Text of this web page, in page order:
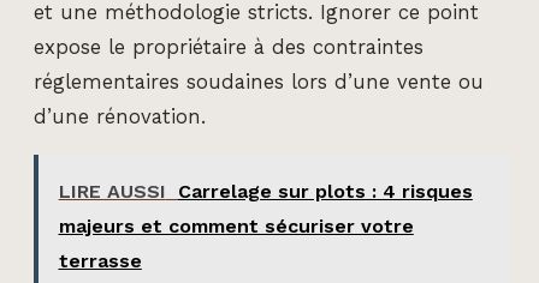
et une méthodologie stricts. Ignorer ce point
expose le propriétaire à des contraintes
réglementaires soudaines lors d’une vente ou
d’une rénovation.
LIRE AUSSI
Carrelage sur plots : 4 risques
majeurs et comment sécuriser votre
terrasse